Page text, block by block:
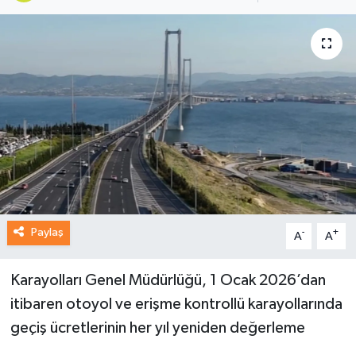
Paylaş A- A+
Karayolları Genel Müdürlüğü, 1 Ocak 2026’dan
itibaren otoyol ve erişme kontrollü karayollarında
geçiş ücretlerinin her yıl yeniden değerleme
SPOR